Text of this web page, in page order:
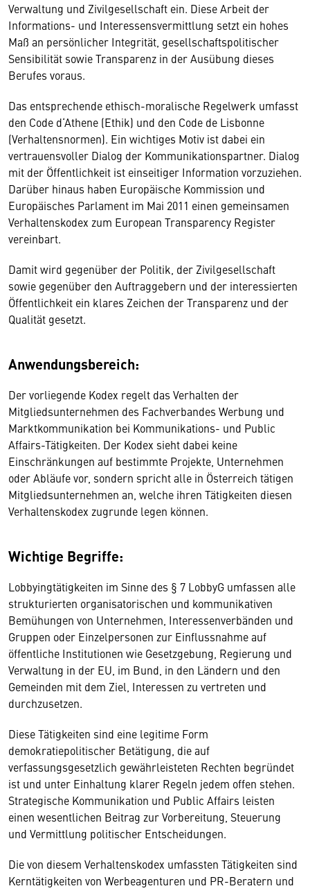
Verwaltung und Zivilgesellschaft ein. Diese Arbeit der
Informations- und Interessensvermittlung setzt ein hohes
Maß an persönlicher Integrität, gesellschaftspolitischer
Sensibilität sowie Transparenz in der Ausübung dieses
Berufes voraus.
Das entsprechende ethisch-moralische Regelwerk umfasst
den Code d‘Athene (Ethik) und den Code de Lisbonne
(Verhaltensnormen). Ein wichtiges Motiv ist dabei ein
vertrauensvoller Dialog der Kommunikationspartner. Dialog
mit der Öffentlichkeit ist einseitiger Information vorzuziehen.
Darüber hinaus haben Europäische Kommission und
Europäisches Parlament im Mai 2011 einen gemeinsamen
Verhaltenskodex zum European Transparency Register
vereinbart.
Damit wird gegenüber der Politik, der Zivilgesellschaft
sowie gegenüber den Auftraggebern und der interessierten
Öffentlichkeit ein klares Zeichen der Transparenz und der
Qualität gesetzt.
Anwendungsbereich:
Der vorliegende Kodex regelt das Verhalten der
Mitgliedsunternehmen des Fachverbandes Werbung und
Marktkommunikation bei Kommunikations- und Public
Affairs-Tätigkeiten. Der Kodex sieht dabei keine
Einschränkungen auf bestimmte Projekte, Unternehmen
oder Abläufe vor, sondern spricht alle in Österreich tätigen
Mitgliedsunternehmen an, welche ihren Tätigkeiten diesen
Verhaltenskodex zugrunde legen können.
Wichtige Begriffe:
Lobbyingtätigkeiten im Sinne des § 7 LobbyG umfassen alle
strukturierten organisatorischen und kommunikativen
Bemühungen von Unternehmen, Interessenverbänden und
Gruppen oder Einzelpersonen zur Einflussnahme auf
öffentliche Institutionen wie Gesetzgebung, Regierung und
Verwaltung in der EU, im Bund, in den Ländern und den
Gemeinden mit dem Ziel, Interessen zu vertreten und
durchzusetzen.
Diese Tätigkeiten sind eine legitime Form
demokratiepolitischer Betätigung, die auf
verfassungsgesetzlich gewährleisteten Rechten begründet
ist und unter Einhaltung klarer Regeln jedem offen stehen.
Strategische Kommunikation und Public Affairs leisten
einen wesentlichen Beitrag zur Vorbereitung, Steuerung
und Vermittlung politischer Entscheidungen.
Die von diesem Verhaltenskodex umfassten Tätigkeiten sind
Kerntätigkeiten von Werbeagenturen und PR-Beratern und